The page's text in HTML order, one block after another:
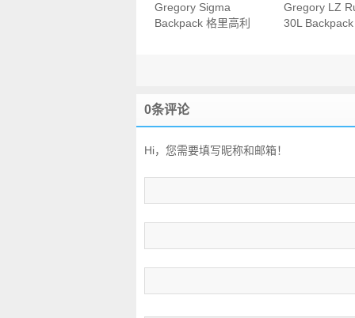
Gregory Sigma
Backpack 格里高利
Gregory LZ
30L
0条评论
Hi，您需要填写昵称和邮箱！